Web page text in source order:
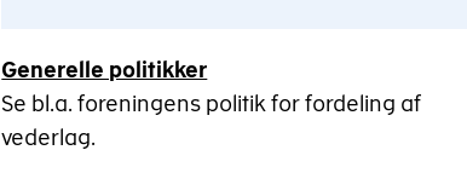
Generelle politikker
Se bl.a. foreningens politik for fordeling af
vederlag.